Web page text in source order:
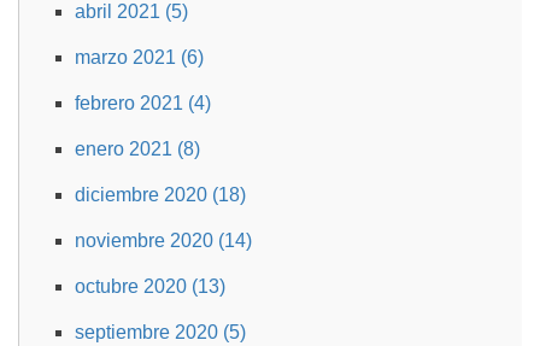
abril 2021 (5)
marzo 2021 (6)
febrero 2021 (4)
enero 2021 (8)
diciembre 2020 (18)
noviembre 2020 (14)
octubre 2020 (13)
septiembre 2020 (5)